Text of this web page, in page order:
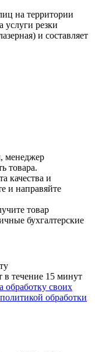
на территории
услуги резки
и составляет
менеджер
товара.
качества и
и направяйте
товар
бухгалтерские
в течение 15 минут
обработку своих
политикой обработки